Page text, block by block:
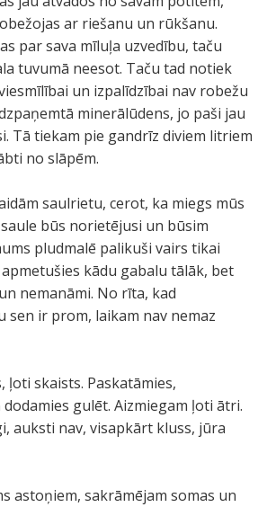
ar riešanu un rūkšanu.
par sava mīluļa uzvedību, taču
tuvumā neesot. Taču tad notiek
un izpalīdzībai nav robežu
minerālūdens, jo paši jau
Tā tiekam pie gandrīz diviem litriem
no slāpēm.
saulrietu, cerot, ka miegs mūs
būs norietējusi un būsim
pludmalē palikuši vairs tikai
kādu gabalu tālāk, bet
nemanāmi. No rīta, kad
sen ir prom, laikam nav nemaz
ļoti skaists. Paskatāmies,
gulēt. Aizmiegam ļoti ātri.
auksti nav, visapkārt kluss, jūra
astoņiem, sakrāmējam somas un